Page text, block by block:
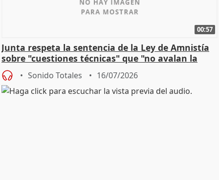
00:57
Junta respeta la sentencia de la Ley de Amnistía
sobre "cuestiones técnicas" que "no avalan la
const
Sonido Totales 16/07/2026